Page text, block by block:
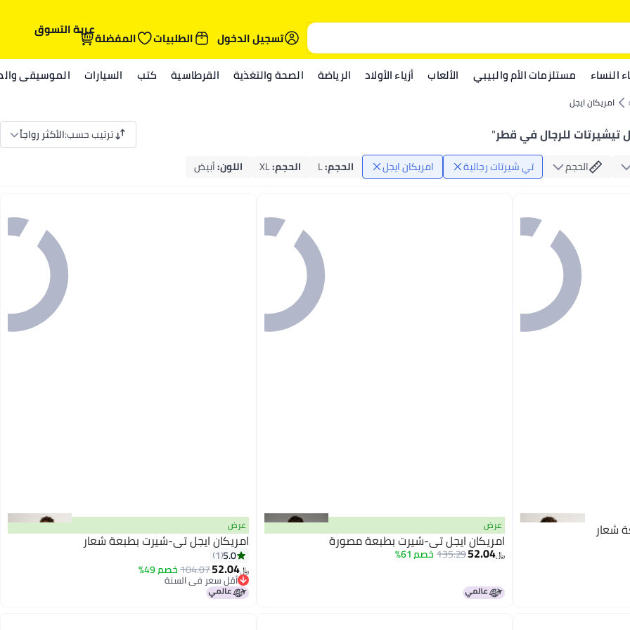
تسجيل الدخول
الطلبيات المفضلةعربة التسوق
النساء مستلزمات الأم والبيبي الألعاب أزياء الأولاد الرياضة الصحة والتغذية القرطاسية كتب السيارات الموسيقى
امريكان ايجل
تيشيرتات للرجال في قطر" ترتيب حسب:الأكثر رواجاً
الحجم تي شيرتات رجالية امريكان ايجل الحجم:
L الحجم:
XL اللون:أبيض
شعار عرض
امريكان ايجل تي-شيرت بطبعة مصورة
﷼‏52.04
135.29خصم 61%
عرض
امريكان ايجل تي-شيرت بطبعة شعار
5.0
1
﷼‏52.04
104.07خصم 49%
أقل سعر في السنة
أقل سعر في السنة